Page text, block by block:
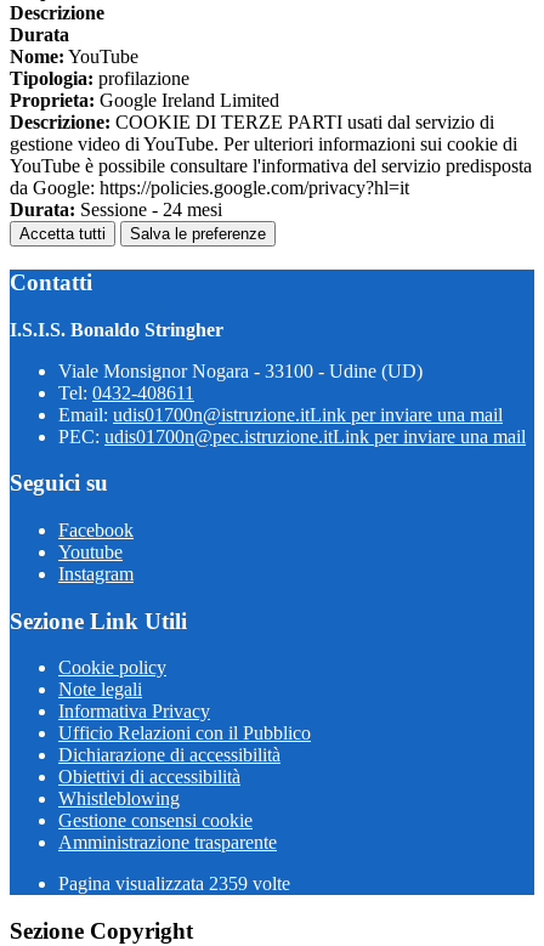
Descrizione
Durata
Nome: YouTube
Tipologia: profilazione
Proprieta: Google Ireland Limited
Descrizione: COOKIE DI TERZE PARTI usati dal servizio di
gestione video di YouTube. Per ulteriori informazioni sui cookie di
YouTube è possibile consultare l'informativa del servizio predisposta
da Google: https://policies.google.com/privacy?hl=it
Durata: Sessione - 24 mesi
Accetta tutti Salva le preferenze
Contatti
I.S.I.S. Bonaldo Stringher
Viale Monsignor Nogara - 33100 - Udine (UD)
Tel: 0432-408611
Email: udis01700n@istruzione.itLink per inviare una mail
PEC: udis01700n@pec.istruzione.itLink per inviare una mail
Seguici su
Facebook
Youtube
Instagram
Sezione Link Utili
Cookie policy
Note legali
Informativa Privacy
Ufficio Relazioni con il Pubblico
Dichiarazione di accessibilità
Obiettivi di accessibilità
Whistleblowing
Gestione consensi cookie
Amministrazione trasparente
Pagina visualizzata 2359 volte
Sezione Copyright